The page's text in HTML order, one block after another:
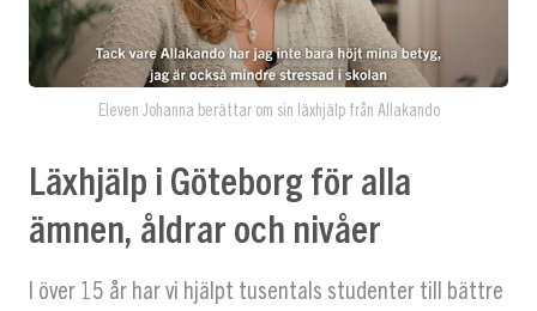
Eleven Johanna berättar om sin läxhjälp från Allakando
Läxhjälp i Göteborg för alla
ämnen, åldrar och nivåer
I över 15 år har vi hjälpt tusentals studenter till bättre